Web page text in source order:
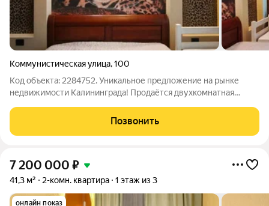
Коммунистическая улица,100
Код объекта: 2284752. Уникальное предложение на рынке
недвижимости Калининграда! Продаётся двухкомнатная
Коммунистическая улица, 100. Квартира расположена на
третьем этаже трёхэтажного панельного дома
Позвонить
7 200 000 ₽
41,3 м² 2-комн. квартира 1 этаж из 3
онлайн показ